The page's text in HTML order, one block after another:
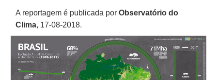
A reportagem é publicada porObservatório do
Clima, 17-08-2018.